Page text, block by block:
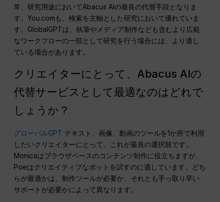
常、研究用途においてAbacus AIの最良の代替手段となりま
す。You.comも、検索を主軸とした研究において優れていま
す。GlobalGPTは、執筆やメディア制作なども含むより広範
なワークフローの一部として研究を行う場合には、より適し
ている場合があります。.
クリエイターにとって、Abacus AIの
代替サービスとして最適なのはどれで
しょうか？
グローバルGPT テキスト、画像、動画のツールを1か所で利用
したいクリエイターにとって、これが最良の選択肢です。
Monicaはブラウザベースのコンテンツ制作に役立ちますが、
Poeはクリエイティブなボットを試すのに適しています。どち
らが最適かは、制作ツールが必要か、それとも手っ取り早い
サポートが必要かによって異なります。.